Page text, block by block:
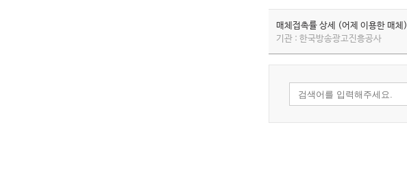
매체접촉률 상세 (어제 이용한 매체)
기관 : 한국방송광고진흥공사